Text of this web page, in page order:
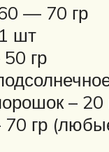
— 70 гр
шт
гр
– 20
70 гр